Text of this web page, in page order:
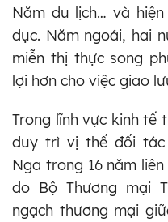
Năm du lịch… và
dục. Năm ngoái, hai
miễn thị thực song
lợi hơn cho việc giao
Trong lĩnh vực kinh tế
duy trì vị thế đối tác
Nga trong 16 năm
do Bộ Thương mại
ngạch thương mại